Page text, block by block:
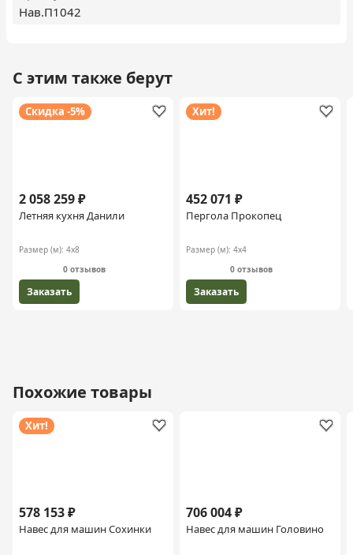
Нав.П1042
С этим также берут
Скидка -5%
2 058 259 ₽
Летняя кухня Данили
Размер (м): 4х8
0 отзывов
Заказать
Хит!
452 071 ₽
Пергола Прокопец
Размер (м): 4х4
0 отзывов
Заказать
Похожие товары
Хит!
578 153 ₽
Навес для машин Сохинки
706 004 ₽
Навес для машин Головино